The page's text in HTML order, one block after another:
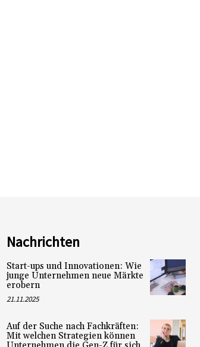
Nachrichten
Start-ups und Innovationen: Wie
junge Unternehmen neue Märkte
erobern
21.11.2025
Auf der Suche nach Fachkräften:
Mit welchen Strategien können